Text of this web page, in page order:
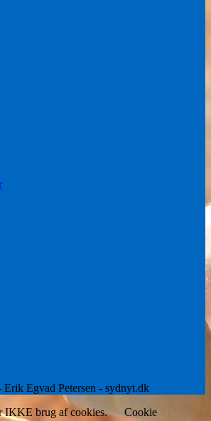
Egvad Petersen - sydnyt.dk
IKKE brug af cookies.
Cookie